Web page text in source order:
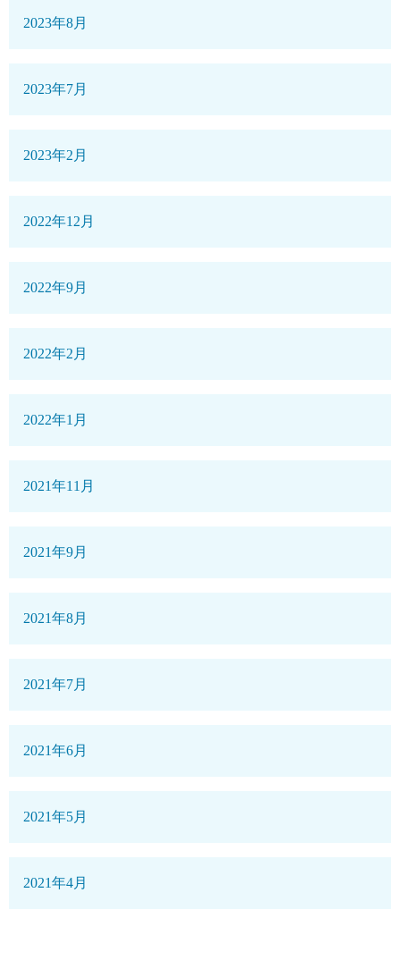
2023年8月
2023年7月
2023年2月
2022年12月
2022年9月
2022年2月
2022年1月
2021年11月
2021年9月
2021年8月
2021年7月
2021年6月
2021年5月
2021年4月